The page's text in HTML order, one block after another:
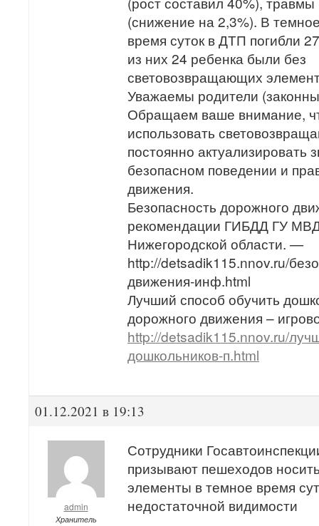
(снижение на 2,3%). В
время суток в ДТП погибли
из них 24 ребенка были без ⁣
световозвращающих
Уважаемы родители
Обращаем ваше внимание,
использовать
постоянно актуализировать
безопасном поведении и
движения.
Безопасность дорожного
рекомендации ГИБДД ГУ
Нижегородской области. —
⁣http://detsadik115.nnov.ru/
движения-инф.html
Лучший способ обучить
дорожного движения –
http://detsadik115.nnov.ru/
дошкольников-п.html
01.12.2021 в 19:13
admin
Хранитель
Сотрудники
призывают пешеходов
элементы в темное время
недостаточной видимости